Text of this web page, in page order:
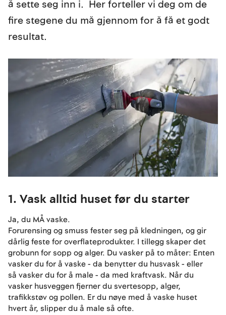
å sette seg inn i. Her forteller vi deg om de
fire stegene du må gjennom for å få et godt
resultat.
1. Vask alltid huset før du starter
Ja, du MÅ vaske.
Forurensing og smuss fester seg på kledningen, og gir
dårlig feste for overflateprodukter. I tillegg skaper det
grobunn for sopp og alger. Du vasker på to måter: Enten
vasker du for å vaske - da benytter du husvask - eller
så vasker du for å male - da med kraftvask. Når du
vasker husveggen fjerner du svertesopp, alger,
trafikkstøv og pollen. Er du nøye med å vaske huset
hvert år, slipper du å male så ofte.